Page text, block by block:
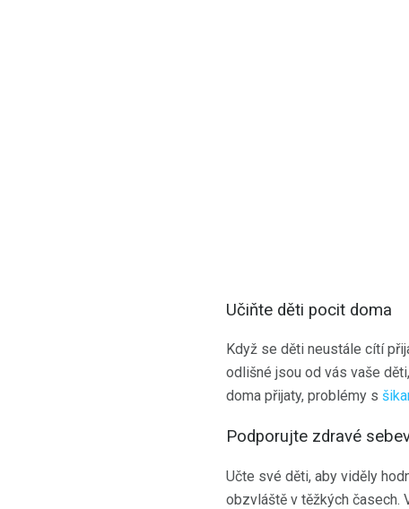
Učiňte děti pocit doma
Když se děti neustále cítí
odlišné jsou od vás vaše
doma přijaty, problémy s
Podporujte zdravé
Učte své děti, aby viděly
obzvláště v těžkých časech.